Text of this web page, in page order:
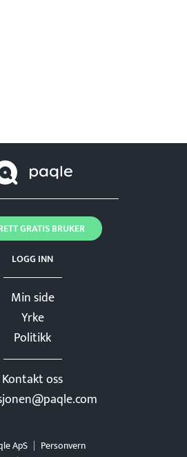
Min side
Yrke
Politikk
Kontakt oss
LOGG INN
GRATIS BRUKER
ApS
Personvern